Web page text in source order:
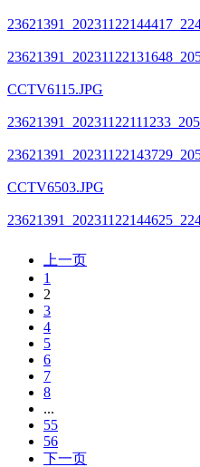
CCTV6115.JPG
CCTV6503.JPG
上一页
1
2
3
4
5
6
7
8
...
55
56
下一页